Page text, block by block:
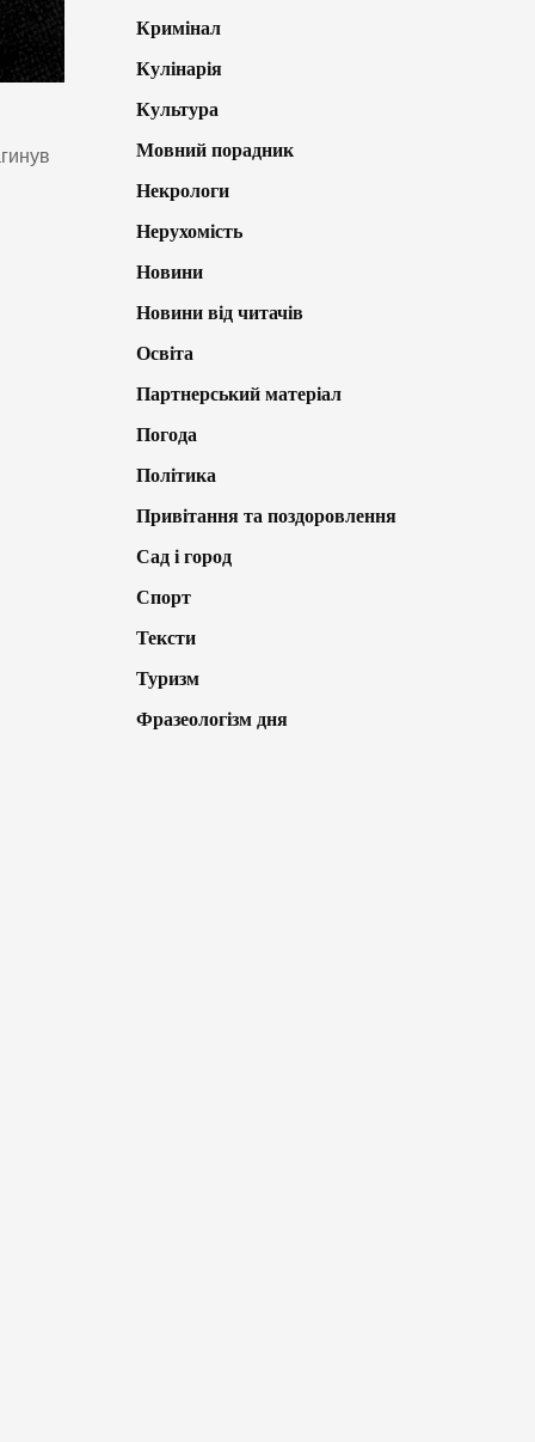
Кримінал
Кулінарія
Культура
Мовний порадник
Некрологи
Нерухомість
Новини
Новини від читачів
Освіта
Партнерський матеріал
Погода
Політика
Привітання та поздоровлення
Сад і город
Спорт
Тексти
Туризм
Фразеологізм дня